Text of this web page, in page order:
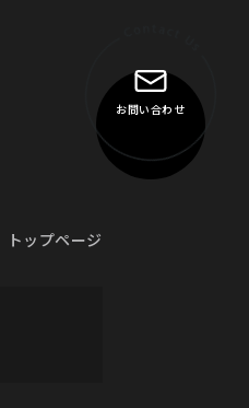
トップページ
お問い合わせ